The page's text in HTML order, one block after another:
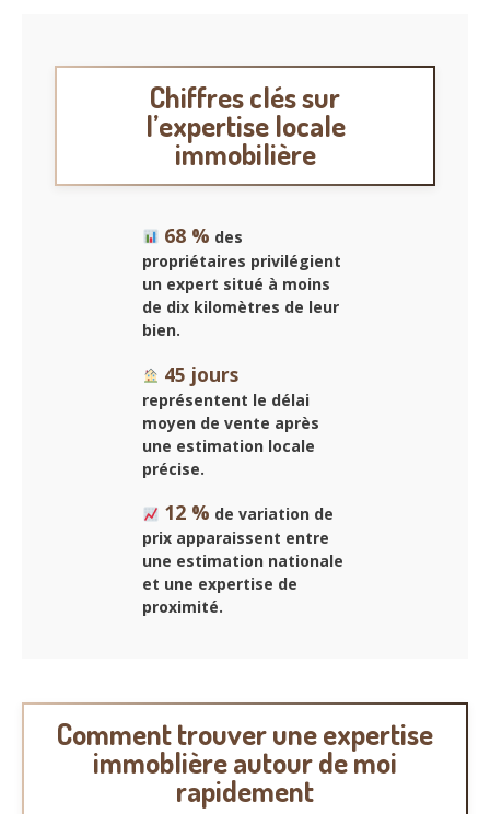
Chiffres clés sur
l’expertise locale
immobilière
68 % des
propriétaires privilégient
un expert situé à moins
de dix kilomètres de leur
bien.
45 jours
représentent le délai
moyen de vente après
une estimation locale
précise.
12 % de variation de
prix apparaissent entre
une estimation nationale
et une expertise de
proximité.
Comment trouver une expertise
immoblière autour de moi
rapidement